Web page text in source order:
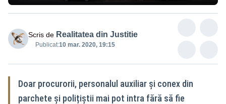
Scris de Realitatea din Justitie
Publicat:10 mar. 2020, 19:15
Doar procurorii, personalul auxiliar și conex din
parchete și polițiștii mai pot intra fără să fie